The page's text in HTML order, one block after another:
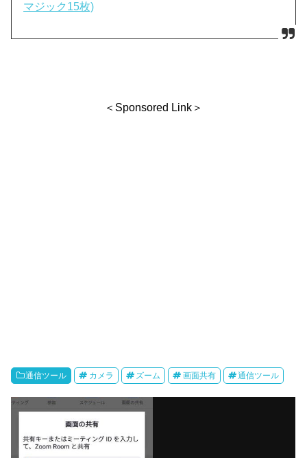
マジック15枚)
＜Sponsored Link＞
通信ツール カメラ ズーム 画面共有 通信ツール